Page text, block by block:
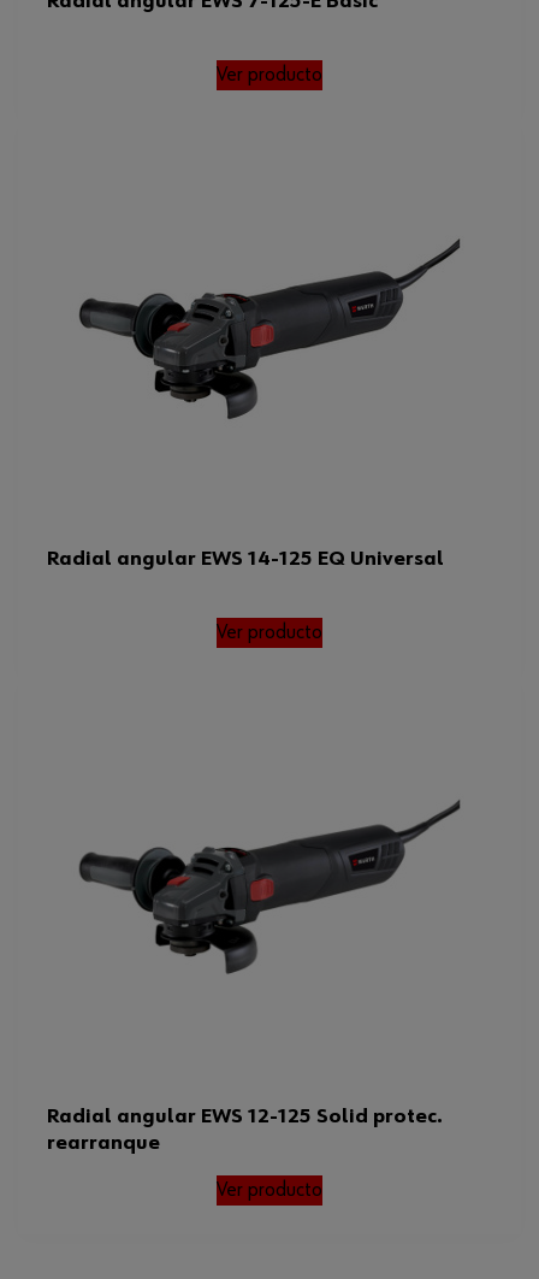
Ver producto
Radial angular EWS 14-125 EQ Universal
Ver producto
Radial angular EWS 12-125 Solid protec.
rearranque
Ver producto